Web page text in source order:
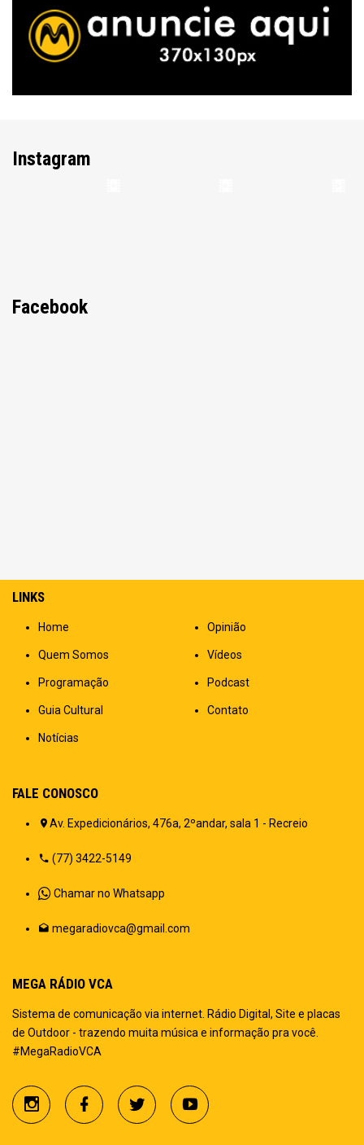
Instagram
Facebook
LINKS
Home
Quem Somos
Programação
Guia Cultural
Notícias
Opinião
Vídeos
Podcast
Contato
FALE CONOSCO
Av. Expedicionários, 476a, 2ºandar, sala 1 - Recreio
(77) 3422-5149
Chamar no Whatsapp
megaradiovca@gmail.com
MEGA RÁDIO VCA
Sistema de comunicação via internet. Rádio Digital, Site e placas
de Outdoor - trazendo muita música e informação pra você.
#MegaRadioVCA